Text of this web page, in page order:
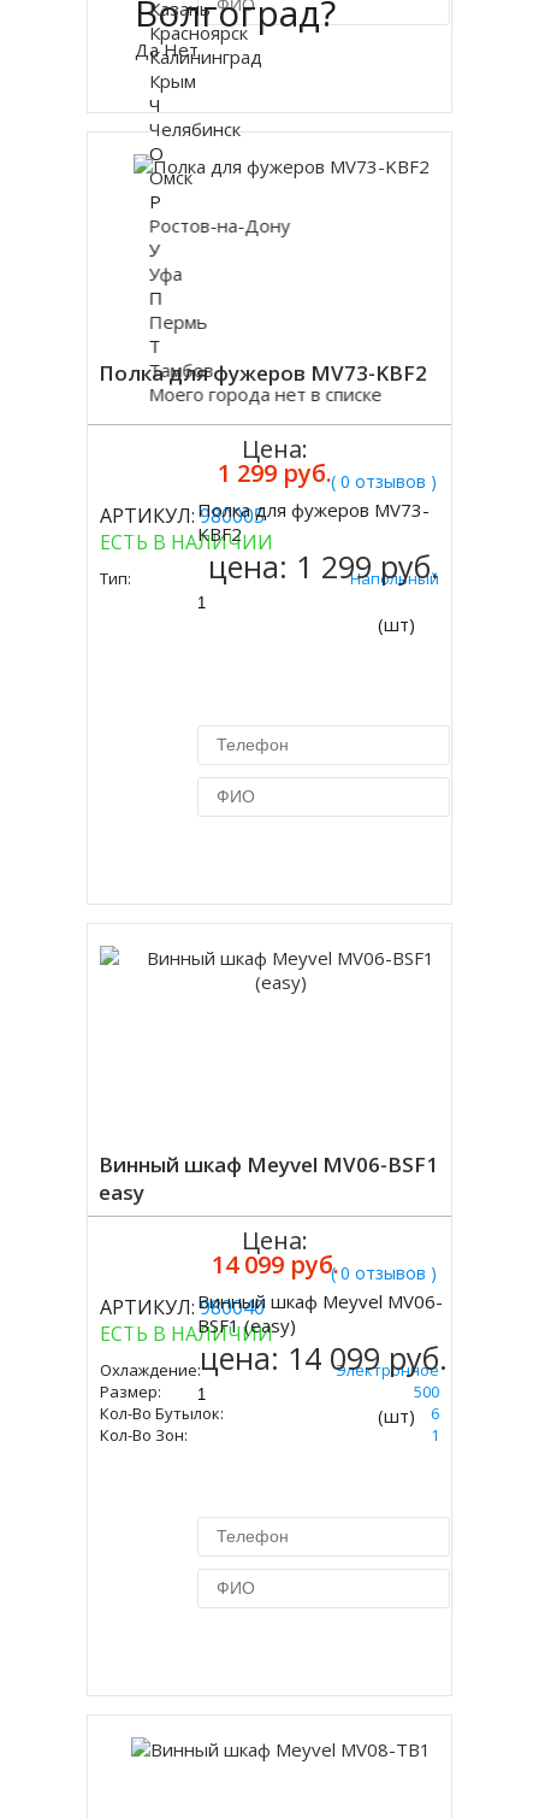
Купить в 1 клик
Полка для фужеров MV73-KBF2
( 0 отзывов )
АРТИКУЛ:980005
ЕСТЬ В НАЛИЧИИ
Тип: Напольный
Цена:
1 299 руб.
Купить
Полка для фужеров MV73-
KBF2
цена: 1 299 руб.
(шт)
Винный шкаф Meyvel MV06-BSF1
easy
( 0 отзывов )
АРТИКУЛ:980040
ЕСТЬ В НАЛИЧИИ
Охлаждение:
Электронное
Размер:
405 Х 265 Х 500
Кол-Во Бутылок:
6
Кол-Во Зон:
1
Цена:
14 099 руб.
Купить
Винный шкаф Meyvel MV06-
BSF1 (easy)
цена: 14 099 руб.
(шт)
Волгоград?
Да Нет
Казань
Красноярск
Калининград
Крым
Ч
Челябинск
О
Омск
Р
Ростов-на-Дону
У
Уфа
П
Пермь
Т
Тамбов
Моего города нет в списке